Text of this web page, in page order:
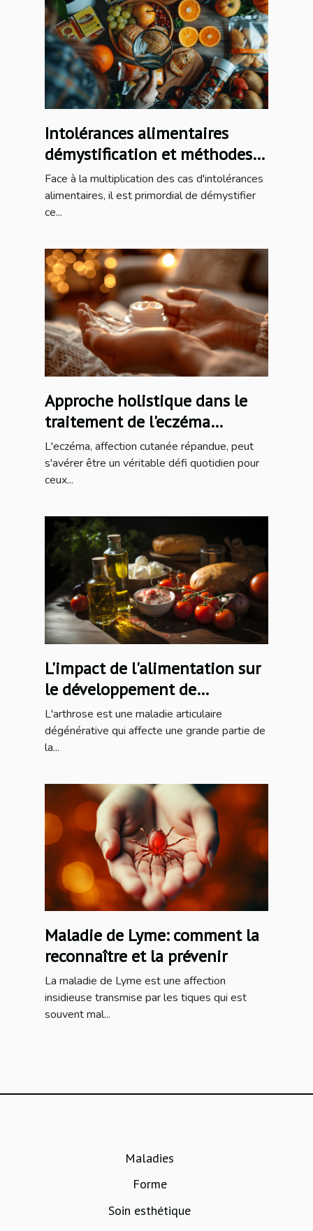
Intolérances alimentaires
démystification et méthodes
de détection
Face à la multiplication des cas d'intolérances
alimentaires, il est primordial de démystifier
ce...
Approche holistique dans le
traitement de l'eczéma
conseils pour une peau saine
et apaisée
L'eczéma, affection cutanée répandue, peut
s'avérer être un véritable défi quotidien pour
ceux...
L'impact de l'alimentation sur
le développement de
l'arthrose
L'arthrose est une maladie articulaire
dégénérative qui affecte une grande partie de
la...
Maladie de Lyme: comment la
reconnaître et la prévenir
La maladie de Lyme est une affection
insidieuse transmise par les tiques qui est
souvent mal...
Maladies
Forme
Soin esthétique